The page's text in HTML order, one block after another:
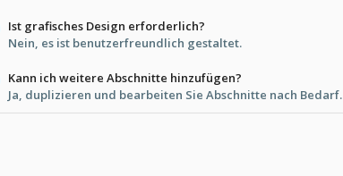
Ist grafisches Design erforderlich?
Nein, es ist benutzerfreundlich gestaltet.
Kann ich weitere Abschnitte hinzufügen?
Ja, duplizieren und bearbeiten Sie Abschnitte nach Bedarf.